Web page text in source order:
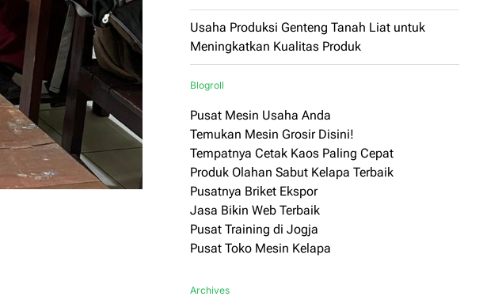
Usaha Produksi Genteng Tanah Liat untuk
Meningkatkan Kualitas Produk
Blogroll
Pusat Mesin Usaha Anda
Temukan Mesin Grosir Disini!
Tempatnya Cetak Kaos Paling Cepat
Produk Olahan Sabut Kelapa Terbaik
Pusatnya Briket Ekspor
Jasa Bikin Web Terbaik
Pusat Training di Jogja
Pusat Toko Mesin Kelapa
Archives